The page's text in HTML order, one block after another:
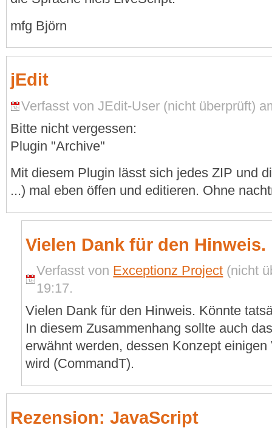
mfg Björn
jEdit
Verfasst von JEdit-User (nicht überprüft)
Bitte nicht vergessen:
Plugin "Archive"
Mit diesem Plugin lässt sich jedes ZIP und
...) mal eben öffen und editieren. Ohne
Vielen Dank für den Hinweis.
Verfasst von Exceptionz Project (nicht
19:17.
Vielen Dank für den Hinweis. Könnte
In diesem Zusammenhang sollte auch
erwähnt werden, dessen Konzept
wird (CommandT).
Rezension: JavaScript